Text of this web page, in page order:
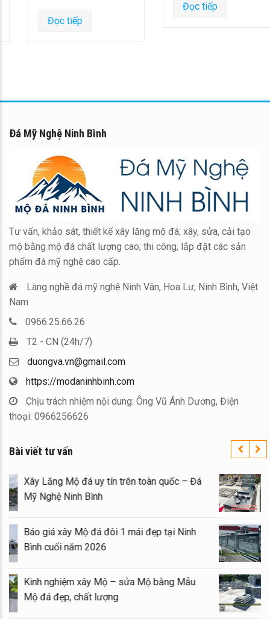
Đọc tiếp
Đọc tiếp
Đá Mỹ Nghệ Ninh Bình
Tư vấn, khảo sát, thiết kế xây lăng mộ đá; xây, sửa, cải tạo
mộ bằng mộ đá chất lượng cao; thi công, lắp đặt các sản
phẩm đá mỹ nghệ cao cấp.
Làng nghề đá mỹ nghệ Ninh Vân, Hoa Lư, Ninh Bình, Việt
Nam
0966.25.66.26
T2 - CN (24h/7)
duongva.vn@gmail.com
https://modaninhbinh.com
Chịu trách nhiệm nội dung: Ông Vũ Ánh Dương, Điện
thoại: 0966256626
Bài viết tư vấn
Xây Lăng Mộ đá uy tín trên toàn quốc – Đá
Mỹ Nghệ Ninh Bình
Báo giá xây Mộ đá đôi 1 mái đẹp tại Ninh
Bình cuối năm 2026
Kinh nghiệm xây Mộ – sửa Mộ bằng Mẫu
Mộ đá đẹp, chất lượng